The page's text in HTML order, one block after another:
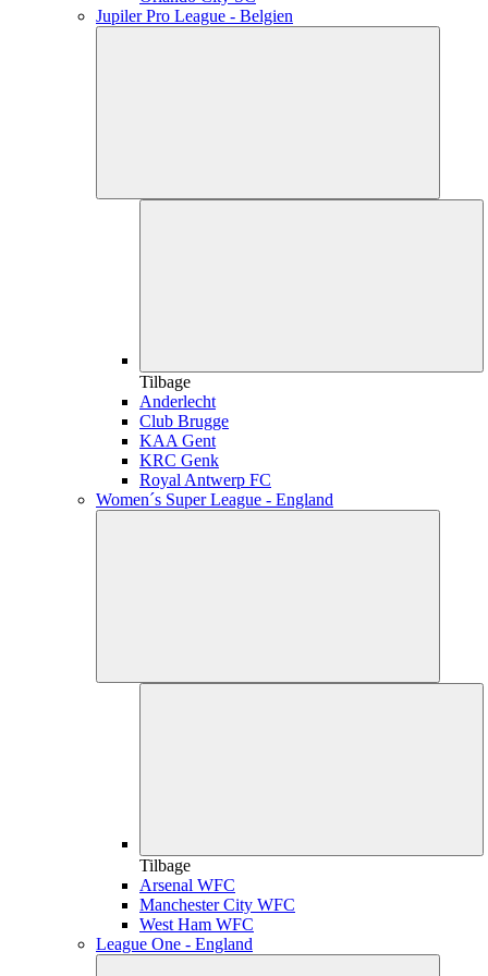
Jupiler Pro League - Belgien
Tilbage
Anderlecht
Club Brugge
KAA Gent
KRC Genk
Royal Antwerp FC
Women´s Super League - England
Tilbage
Arsenal WFC
Manchester City WFC
West Ham WFC
League One - England